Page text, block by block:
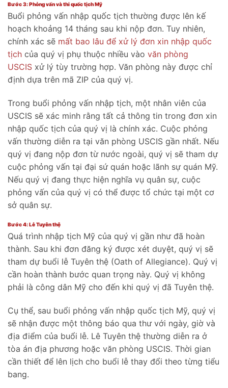
Bước 3: Phỏng vấn và thi quốc tịch Mỹ
Buổi phỏng vấn nhập quốc tịch thường được lên kế
hoạch khoảng 14 tháng sau khi nộp đơn. Tuy nhiên,
chính xác sẽ mất bao lâu để xử lý đơn xin nhập quốc
tịch của quý vị phụ thuộc nhiều vào văn phòng
USCIS xử lý tùy trường hợp. Văn phòng này được chỉ
định dựa trên mã ZIP của quý vị.
Trong buổi phỏng vấn nhập tịch, một nhân viên của
USCIS sẽ xác minh rằng tất cả thông tin trong đơn xin
nhập quốc tịch của quý vị là chính xác. Cuộc phỏng
vấn thường diễn ra tại văn phòng USCIS gần nhất. Nếu
quý vị đang nộp đơn từ nước ngoài, quý vị sẽ tham dự
cuộc phỏng vấn tại đại sứ quán hoặc lãnh sự quán Mỹ.
Nếu quý vị đang thực hiện nghĩa vụ quân sự, cuộc
phỏng vấn của quý vị có thể được tổ chức tại một cơ
sở quân sự.
Bước 4: Lễ Tuyên thệ
Quá trình nhập tịch Mỹ của quý vị gần như đã hoàn
thành. Sau khi đơn đăng ký được xét duyệt, quý vị sẽ
tham dự buổi lễ Tuyên thệ (Oath of Allegiance). Quý vị
cần hoàn thành bước quan trọng này. Quý vị không
phải là công dân Mỹ cho đến khi quý vị đã Tuyên thệ.
Cụ thể, sau buổi phỏng vấn nhập quốc tịch Mỹ, quý vị
sẽ nhận được một thông báo qua thư với ngày, giờ và
địa điểm của buổi lễ. Lê Tuyên thệ thường diễn ra ở
tòa án địa phương hoặc văn phòng USCIS. Thời gian
cần thiết để lên lịch cho buổi lễ thay đổi theo từng tiểu
bang.